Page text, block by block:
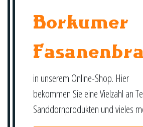
Borkumer
in unserem Online-Shop. Hier
bekommen Sie eine Vielzahl an
Sanddornprodukten und vieles